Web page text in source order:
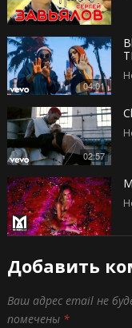
04:01
02:57
Добавить
Ваш адрес email не
помечены *